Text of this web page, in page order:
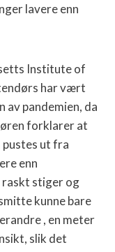
lavere enn
Institute of
har vært
av pandemien, da
forklarer at
ut fra
enn
raskt stiger og
kunne bare
, en meter
slik det